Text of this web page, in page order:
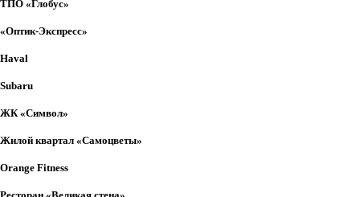
ТПО «Глобус»
«Оптик-Экспресс»
Haval
Subaru
ЖК «Символ»
Жилой квартал «Самоцветы»
Orange Fitness